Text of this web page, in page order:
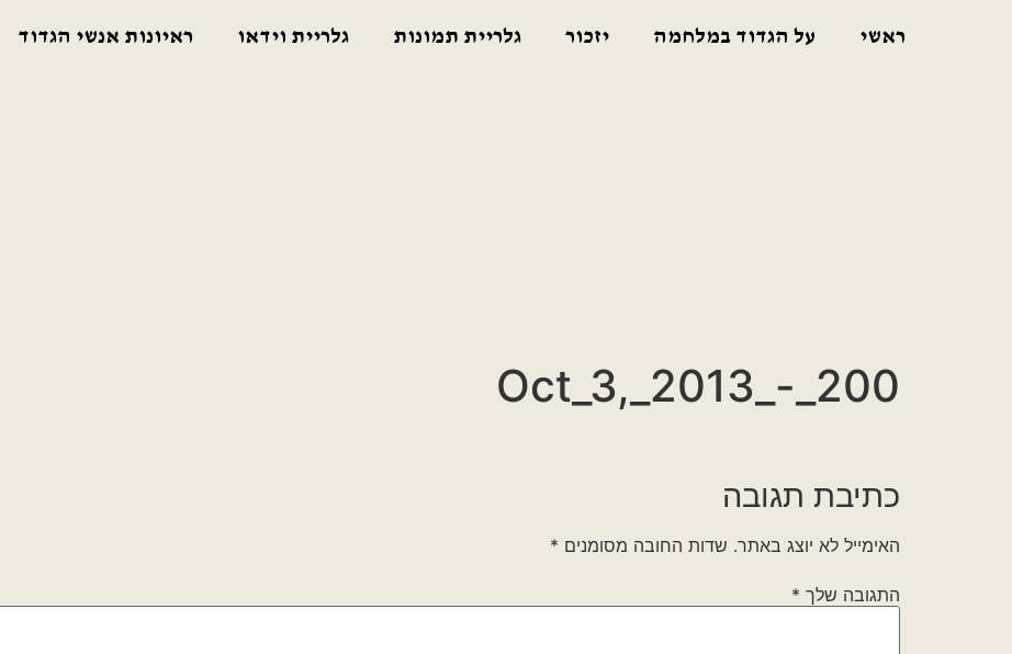
ראשי על הגדוד במלחמה יזכור גלריית תמונות גלריית וידאו ראיונות אנשי הגדוד
Oct_3,_2013_-_200
כתיבת תגובה
האימייל לא יוצג באתר. שדות החובה מסומנים *
התגובה שלך *